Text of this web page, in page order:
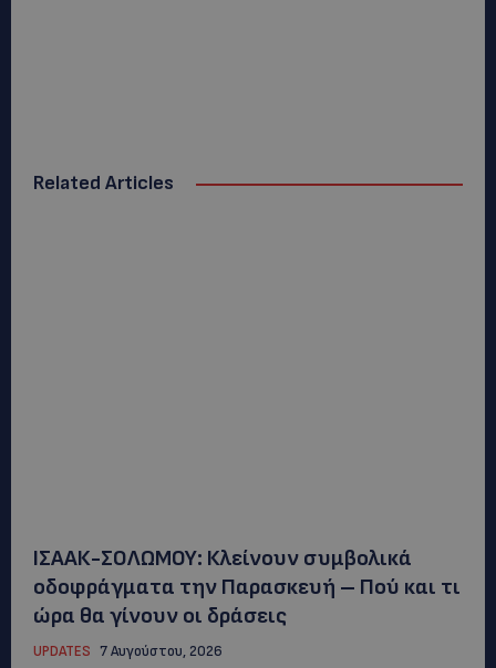
Related Articles
ΙΣΑΑΚ-ΣΟΛΩΜΟΥ: Κλείνουν συμβολικά
οδοφράγματα την Παρασκευή – Πού και τι
ώρα θα γίνουν οι δράσεις
UPDATES 7 Αυγούστου, 2026